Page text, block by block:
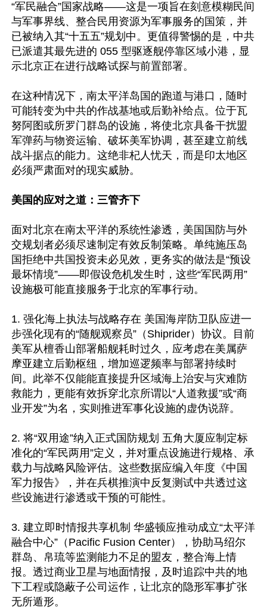
“军民融合”国家战略——这是一项旨在刻意模糊民间
与军事界线、整合民用资源为军事服务的国策，并
已被纳入其“十五五”规划中。更值得警惕的是，中共
已派遣其最先进的 055 型驱逐舰停靠区域小港，显
示北京正在进行战略试探与前置部署。
在这种情况下，南太平洋岛国的跑道与港口，随时
可能转变为中共的作战基地或后勤补给点。位于瓦
努阿图或所罗门群岛的设施，将使北京具备干扰盟
军弹药与物资运输、破坏美军协调，甚至建立前线
战斗据点的能力。这绝非杞人忧天，而是印太地区
必须严肃面对的现实威胁。
美国的应对之道：三管齐下
面对北京在南太平洋的系统性渗透，美国国防与外
交规划者必须尽速制定有效反制策略。单纯施压岛
国拒绝中共国投资未必见效，更务实的做法是“预设
最坏情境”——即假设危机发生时，这些“军民两用”
设施极可能直接服务于北京的军事行动。
1. 强化海上执法与战略存在 美国海岸防卫队应进一
步强化现有的“随舰观察员”（Shiprider）协议。目前
美军从檀香山部署船舰耗时过久，应考虑在美属萨
摩亚建立后勤枢纽，增加巡逻频率与部署持续时
间。此举不仅能能直接提升区域海上治安与灾难防
救能力，更能有效拆穿北京所谓以“人道救援”或“商
业开发”为名，实则推进军事化设施的虚伪说辞。
2. 将“双用途”纳入正式国防规划 五角大厦应制定标
准化的“军民两用”定义，并对重点设施进行规格、承
载力与战略风险评估。这些数据应编入年度《中国
军力报告》，并在兵棋推演中反复测试中共透过这
些设施进行渗透或干预的可能性。
3. 建立即时情报共享机制 华盛顿应推动成立“太平洋
融合中心”（Pacific Fusion Center），协助马绍尔
群岛、帛琉等监测能力不足的盟友，整合海上情
报。透过商业卫星与地面情报，及时追踪中共的地
下工程或隐蔽子公司运作，让北京的隐形军事扩张
无所遁形。